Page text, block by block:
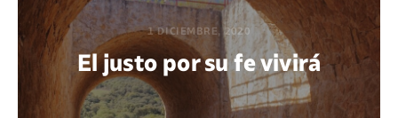
1 DICIEMBRE, 2020
El justo por su fe vivirá
POR GABRIEL M. ACUÑA